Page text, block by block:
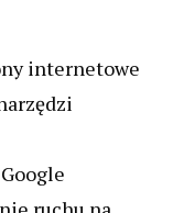
internetowe